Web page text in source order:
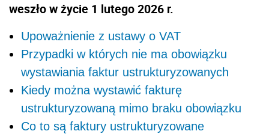
weszło w życie 1 lutego 2026 r.
Upoważnienie z ustawy o VAT
Przypadki w których nie ma obowiązku
wystawiania faktur ustrukturyzowanych
Kiedy można wystawić fakturę
ustrukturyzowaną mimo braku obowiązku
Co to są faktury ustrukturyzowane